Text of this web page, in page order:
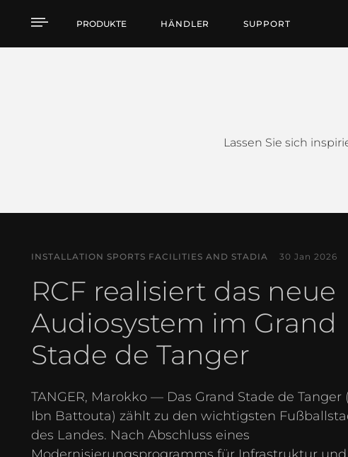
Fallstudien
PRODUKTE HÄNDLER SUPPORT
Lassen Sie sich
INSTALLATION SPORTS FACILITIES AND STADIA 30 Jan 2026
RCF realisiert das neue
Audiosystem im Grand
Stade de Tanger
TANGER, Marokko — Das Grand Stade de Tanger
Ibn Battouta) zählt zu den wichtigsten
des Landes. Nach Abschluss eines